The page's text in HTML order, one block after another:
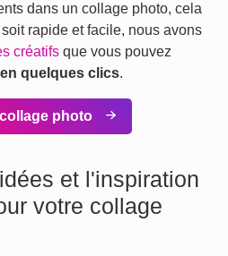
dans un collage photo, cela
rapide et facile, nous avons
créatifs que vous pouvez
quelques clics.
photo
et l'inspiration
votre collage